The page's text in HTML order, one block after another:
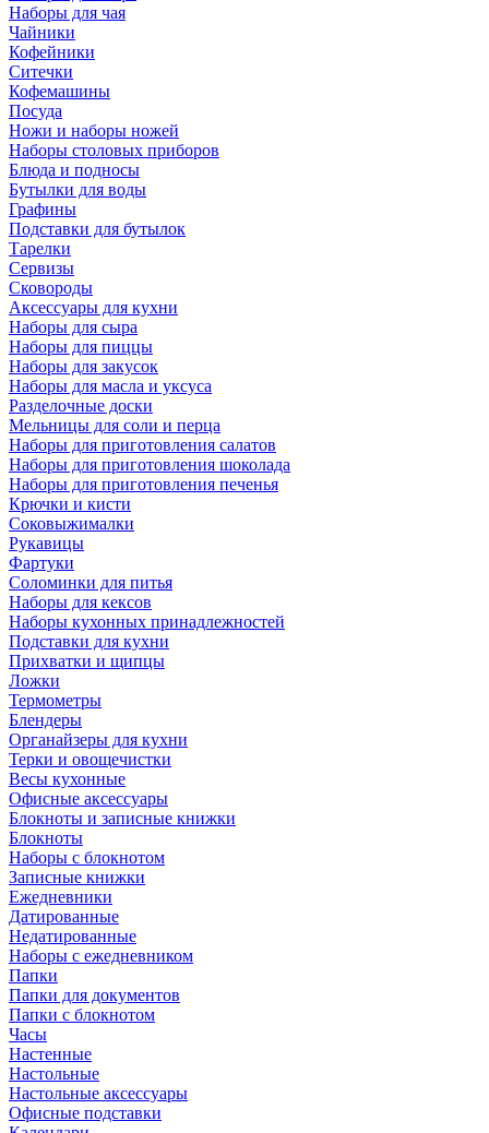
Наборы для чая
Чайники
Кофейники
Ситечки
Кофемашины
Посуда
Ножи и наборы ножей
Наборы столовых приборов
Блюда и подносы
Бутылки для воды
Графины
Подставки для бутылок
Тарелки
Сервизы
Сковороды
Аксессуары для кухни
Наборы для сыра
Наборы для пиццы
Наборы для закусок
Наборы для масла и уксуса
Разделочные доски
Мельницы для соли и перца
Наборы для приготовления салатов
Наборы для приготовления шоколада
Наборы для приготовления печенья
Крючки и кисти
Соковыжималки
Рукавицы
Фартуки
Соломинки для питья
Наборы для кексов
Наборы кухонных принадлежностей
Подставки для кухни
Прихватки и щипцы
Ложки
Термометры
Блендеры
Органайзеры для кухни
Терки и овощечистки
Весы кухонные
Офисные аксессуары
Блокноты и записные книжки
Блокноты
Наборы с блокнотом
Записные книжки
Ежедневники
Датированные
Недатированные
Наборы с ежедневником
Папки
Папки для документов
Папки с блокнотом
Часы
Настенные
Настольные
Настольные аксессуары
Офисные подставки